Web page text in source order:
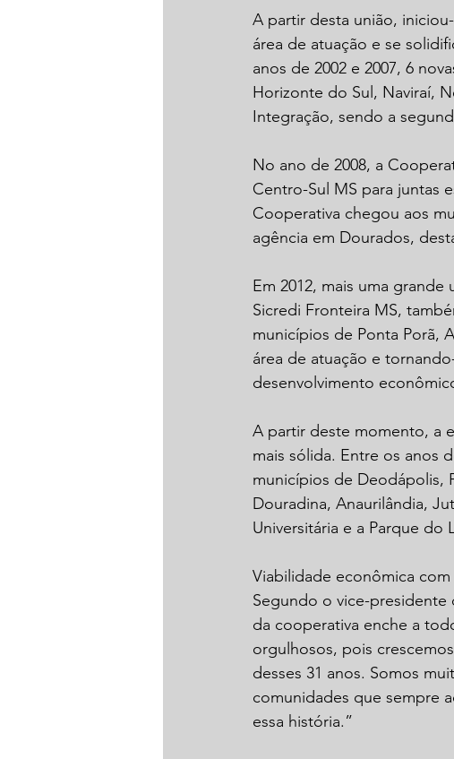
A partir desta união,
área de atuação e se
anos de 2002 e 2007, 6
Horizonte do Sul, Naviraí,
Integração, sendo a
No ano de 2008, a
Centro-Sul MS para juntas
Cooperativa chegou aos
agência em Dourados,
Em 2012, mais uma
Sicredi Fronteira MS,
municípios de Ponta Porã,
área de atuação e
desenvolvimento
A partir deste momento, a
mais sólida. Entre os anos
municípios de Deodápolis,
Douradina, Anaurilândia,
Universitária e a Parque do
Viabilidade econômica
Segundo o vice-presidente
da cooperativa enche a
orgulhosos, pois
desses 31 anos. Somos
comunidades que sempre
essa história.”